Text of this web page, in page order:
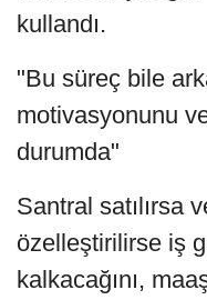
kullandı.
"Bu süreç bile
motivasyonunu
durumda"
Santral satılırsa
özelleştirilirse iş
kalkacağını,